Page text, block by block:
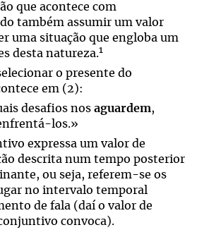
que acontece com
também assumir um valor
uma situação que engloba um
desta natureza.1
o presente do
em (2):
desafios nos aguardem,
los.»
expressa um valor de
descrita num tempo posterior
ou seja, referem-se os
no intervalo temporal
de fala (daí o valor de
convoca).